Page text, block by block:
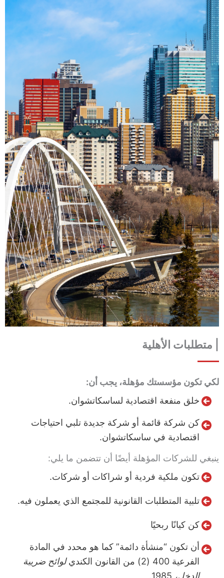
متطلبات الأهلية
لكي تكون مؤسستك مؤهلة، يجب أن:
خلق منفعة اقتصادية لساسكاتشوان.
كن شركة قائمة أو شركة جديدة تلبي احتياجات
اقتصادية في ساسكاتشوان.
ينبغي للشركات المؤهلة أيضًا أن تتضمن ما يلي:
تكون ملكية فردية أو شراكات أو شركات.
تلبية المتطلبات القانونية للمجتمع الذي يعملون فيه.
كن كيانًا ربحيًا
أن تكون “منشأة دائمة” كما هو محدد في المادة
الفرعية 400 (2) من القانون الكندي
لوائح ضريبة
الدخل،